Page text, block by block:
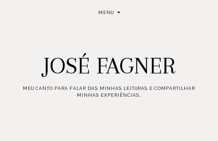
MENU
JOSÉ FAGNER
MEU CANTO PARA FALAR DAS MINHAS LEITURAS E COMPARTILHAR
MINHAS EXPERIÊNCIAS.